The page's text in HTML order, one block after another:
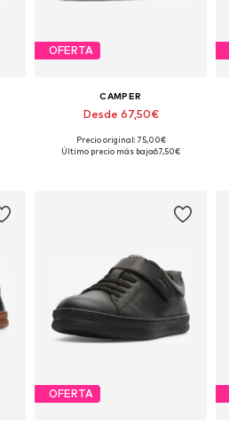
OFERTA
CAMPER
Desde 67,50€
Disponible en muchas tallas
Precio original: 75,00€
Último precio más bajo:67,50€
OFERTA